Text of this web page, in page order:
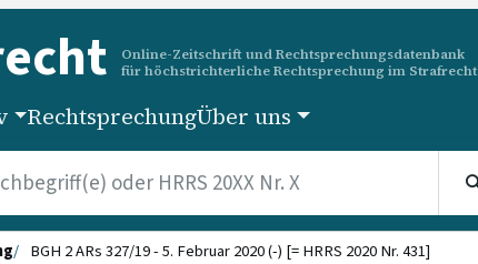
Online-Zeitschrift und Rechtsprechungsdatenbank
für höchstrichterliche Rechtsprechung im Strafrecht
RechtsprechungÜber uns
BGH 2 ARs 327/19 - 5. Februar 2020 (-) [= HRRS 2020 Nr. 431]